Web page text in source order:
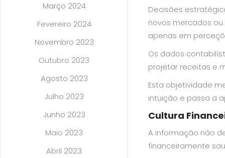
Março 2024
Fevereiro 2024
Novembro 2023
Outubro 2023
Agosto 2023
Julho 2023
Junho 2023
Maio 2023
Abril 2023
Decisões
novos mercados
apenas em
Os dados
projetar receitas e
Esta objetividade
intuição e passa a
Cultura
A informação não
financeiramente